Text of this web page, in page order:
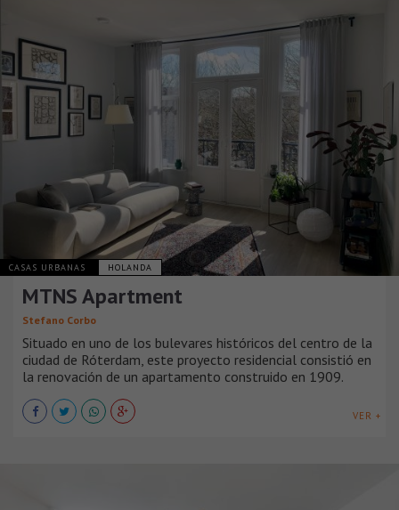
CASAS URBANAS HOLANDA
MTNS Apartment
Stefano Corbo
Situado en uno de los bulevares históricos del centro de la
ciudad de Róterdam, este proyecto residencial consistió en
la renovación de un apartamento construido en 1909.
VER +